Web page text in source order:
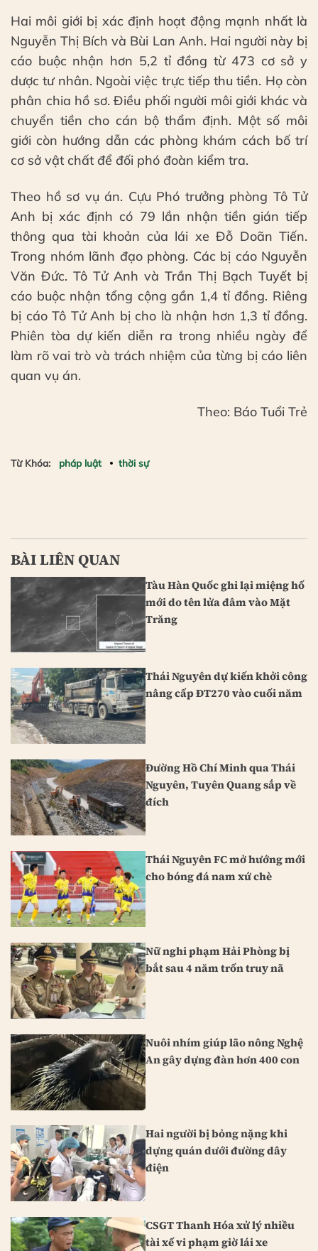
Hai môi giới bị xác định hoạt động mạnh nhất là
Nguyễn Thị Bích và Bùi Lan Anh. Hai người này bị
cáo buộc nhận hơn 5,2 tỉ đồng từ 473 cơ sở y
dược tư nhân. Ngoài việc trực tiếp thu tiền. Họ còn
phân chia hồ sơ. Điều phối người môi giới khác và
chuyển tiền cho cán bộ thẩm định. Một số môi
giới còn hướng dẫn các phòng khám cách bố trí
cơ sở vật chất để đối phó đoàn kiểm tra.
Theo hồ sơ vụ án. Cựu Phó trưởng phòng Tô Tử
Anh bị xác định có 79 lần nhận tiền gián tiếp
thông qua tài khoản của lái xe Đỗ Doãn Tiến.
Trong nhóm lãnh đạo phòng. Các bị cáo Nguyễn
Văn Đức. Tô Tử Anh và Trần Thị Bạch Tuyết bị
cáo buộc nhận tổng cộng gần 1,4 tỉ đồng. Riêng
bị cáo Tô Tử Anh bị cho là nhận hơn 1,3 tỉ đồng.
Phiên tòa dự kiến diễn ra trong nhiều ngày để
làm rõ vai trò và trách nhiệm của từng bị cáo liên
quan vụ án.
Theo: Báo Tuổi Trẻ
Từ Khóa: pháp luật thời sự
BÀI LIÊN QUAN
Tàu Hàn Quốc ghi lại miệng hố
mới do tên lửa đâm vào Mặt
Trăng
Thái Nguyên dự kiến khởi công
nâng cấp ĐT270 vào cuối năm
Đường Hồ Chí Minh qua Thái
Nguyên, Tuyên Quang sắp về
đích
Thái Nguyên FC mở hướng mới
cho bóng đá nam xứ chè
Nữ nghi phạm Hải Phòng bị
bắt sau 4 năm trốn truy nã
Nuôi nhím giúp lão nông Nghệ
An gây dựng đàn hơn 400 con
Hai người bị bỏng nặng khi
dựng quán dưới đường dây
điện
CSGT Thanh Hóa xử lý nhiều
tài xế vi phạm giờ lái xe